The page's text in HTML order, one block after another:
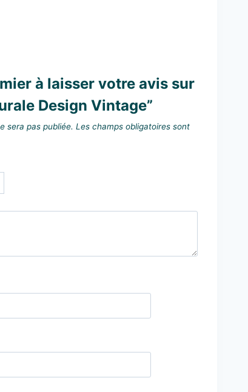
à laisser votre avis sur
Design Vintage”
sera pas publiée. Les champs obligatoires sont